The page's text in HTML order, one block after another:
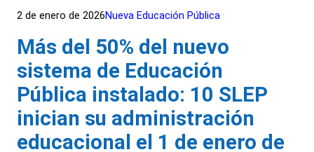
2 de enero de 2026Nueva Educación Pública
Más del 50% del nuevo
sistema de Educación
Pública instalado: 10 SLEP
inician su administración
educacional el 1 de enero de